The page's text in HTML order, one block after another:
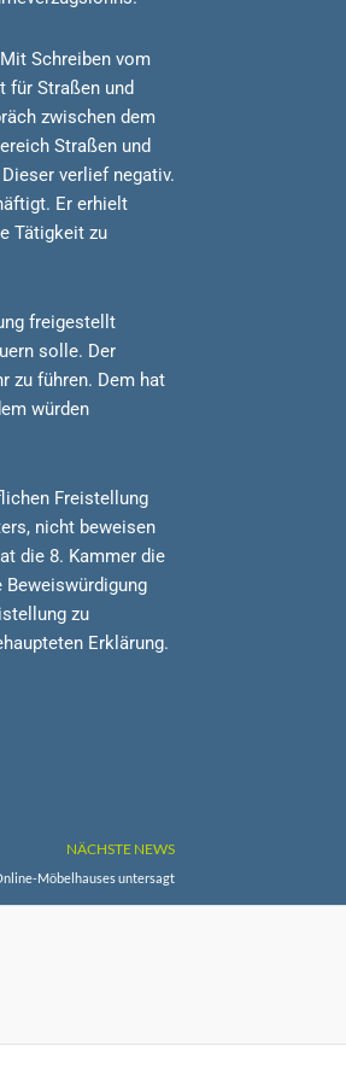
Schreiben vom
für Straßen und
zwischen dem
Straßen und
verlief negativ.
Er erhielt
Tätigkeit zu
freigestellt
solle. Der
zu führen. Dem hat
würden
Freistellung
nicht beweisen
die 8. Kammer die
zu
Erklärung.
NÄCHSTE NEWS
Möbelhauses untersagt